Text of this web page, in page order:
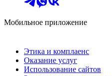
Мобильное приложение
Этика и комплаенс
Оказание услуг
Использование сайтов